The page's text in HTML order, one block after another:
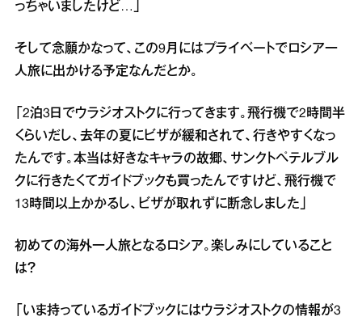
っちゃいましたけど…」
そして念願かなって、この9月にはプライベートでロシア一
人旅に出かける予定なんだとか。
「2泊3日でウラジオストクに行ってきます。飛行機で2時間半
くらいだし、去年の夏にビザが緩和されて、行きやすくなっ
たんです。本当は好きなキャラの故郷、サンクトペテルブル
クに行きたくてガイドブックも買ったんですけど、飛行機で
13時間以上かかるし、ビザが取れずに断念しました」
初めての海外一人旅となるロシア。楽しみにしていること
は？
「いま持っているガイドブックにはウラジオストクの情報が3